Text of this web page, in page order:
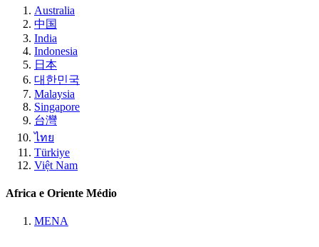
Australia
中国
India
Indonesia
日本
대한민국
Malaysia
Singapore
台灣
ไทย
Türkiye
Việt Nam
Africa e Oriente Médio
MENA